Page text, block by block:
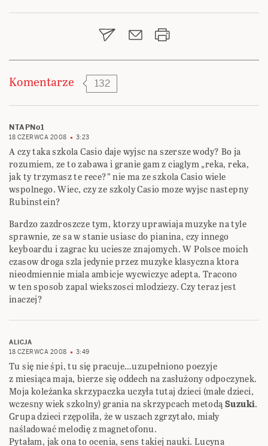
wpisu
Komentarze 132
NTAPNo1
18 CZERWCA 2008 3:23
A czy taka szkola Casio daje wyjsc na szersze wody? Bo ja
rozumiem, ze to zabawa i granie gam z ciaglym „reka, reka,
jak ty trzymasz te rece?” nie ma ze szkola Casio wiele
wspolnego. Wiec, czy ze szkoly Casio moze wyjsc nastepny
Rubinstein?
Bardzo zazdroszcze tym, ktorzy uprawiaja muzyke na tyle
sprawnie, ze sa w stanie usiasc do pianina, czy innego
keyboardu i zagrac ku uciesze znajomych. W Polsce moich
czasow droga szla jedynie przez muzyke klasyczna ktora
nieodmiennie miala ambicje wycwiczyc adepta. Tracono
w ten sposob zapal wiekszosci mlodziezy. Czy teraz jest
inaczej?
ALICJA
18 CZERWCA 2008
3:49
Tu się nie śpi, tu się pracuje…uzupełniono poezyje
z miesiąca maja, bierze się oddech na zasłużony odpoczynek.
Moja koleżanka skrzypaczka uczyła tutaj dzieci (małe dzieci,
wczesny wiek szkolny) grania na skrzypcach metodąSuzuki.
Grupa dzieci rzępoliła, że w uszach zgrzytało, miały
naśladować melodię z magnetofonu.
Pytałam, jak ona to ocenia, sens takiej nauki. Lucyna